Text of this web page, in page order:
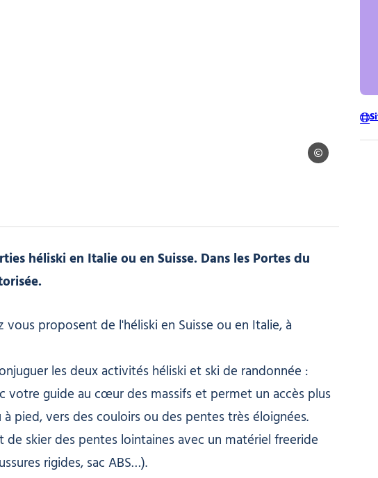
Bureau des
héliski en Italie ou en Suisse. Dans les Portes du
proposent de l'héliski en Suisse ou en Italie, à
les deux activités héliski et ski de randonnée :
votre guide au cœur des massifs et permet un accès plus
pied, vers des couloirs ou des pentes très éloignées.
de skier des pentes lointaines avec un matériel freeride
rigides, sac ABS…).